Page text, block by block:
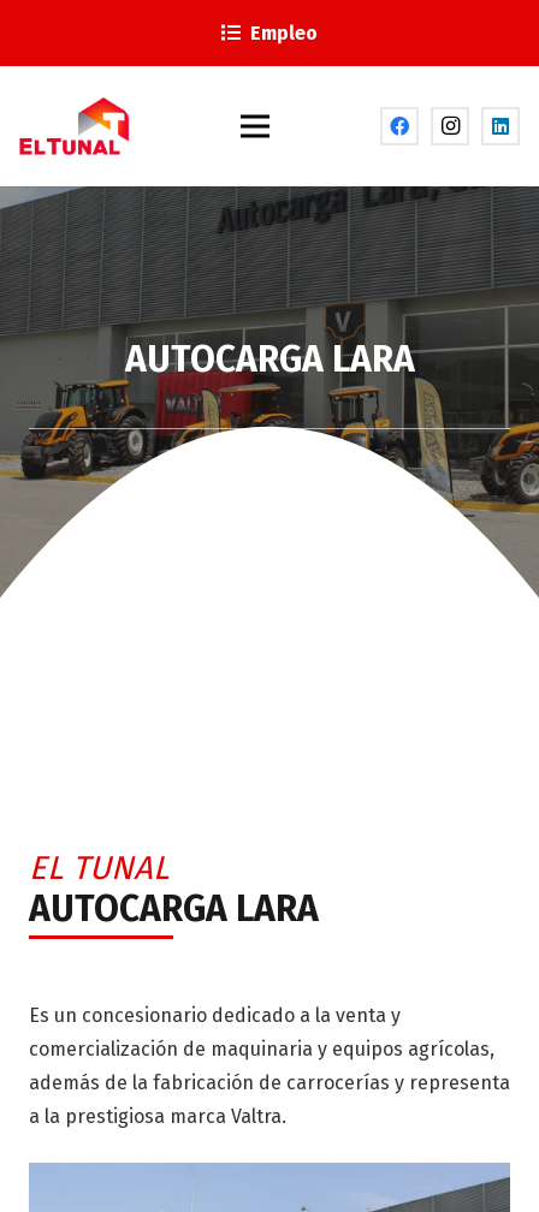
Empleo
AUTOCARGA LARA
EL TUNAL
AUTOCARGA LARA
Es un concesionario dedicado a la venta y
comercialización de maquinaria y equipos agrícolas,
además de la fabricación de carrocerías y representa
a la prestigiosa marca Valtra.